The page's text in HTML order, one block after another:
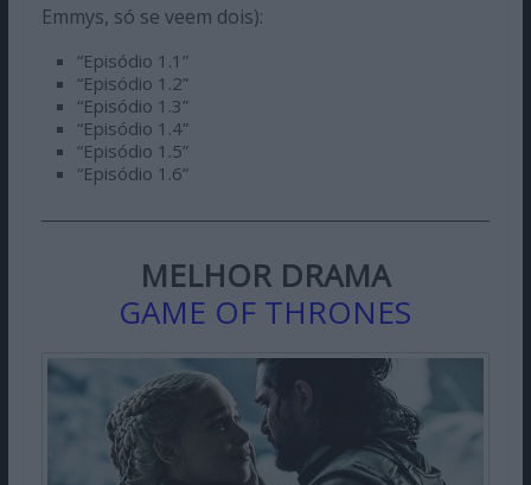
Emmys, só se veem dois):
“Episódio 1.1”
“Episódio 1.2”
“Episódio 1.3”
“Episódio 1.4”
“Episódio 1.5”
“Episódio 1.6”
MELHOR DRAMA
GAME OF THRONES